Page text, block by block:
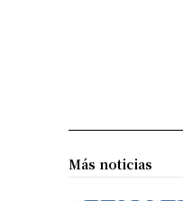
Más noticias